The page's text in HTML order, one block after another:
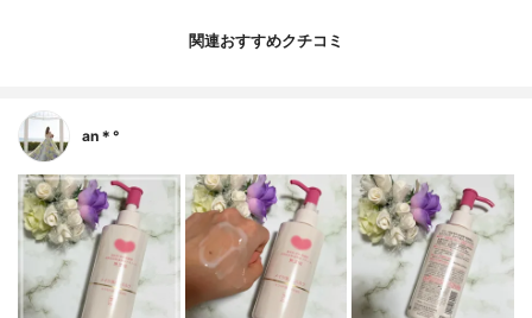
関連おすすめクチコミ
an＊°